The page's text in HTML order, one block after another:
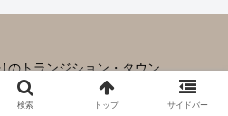
のトランジション・タウン.
検索 トップ サイドバー